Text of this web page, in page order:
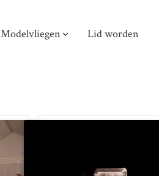
Modelvliegen Lid worden